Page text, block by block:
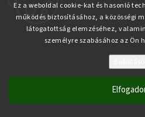
Ez a weboldal cookie-kat és hasonló
működés biztosításához, a közösségi
látogatottság elemzéséhez,
személyre szabásához az Ön
Copyright 2026Pabex.hu.
Süti beállítások